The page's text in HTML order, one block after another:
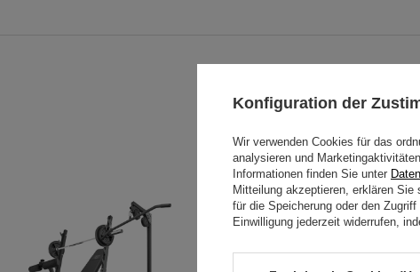
Konfiguration der
Wir verwenden Cookies für das
analysieren und
Informationen finden Sie unter
Mitteilung akzeptieren, erklären
für die Speicherung oder den
Einwilligung jederzeit widerrufen,